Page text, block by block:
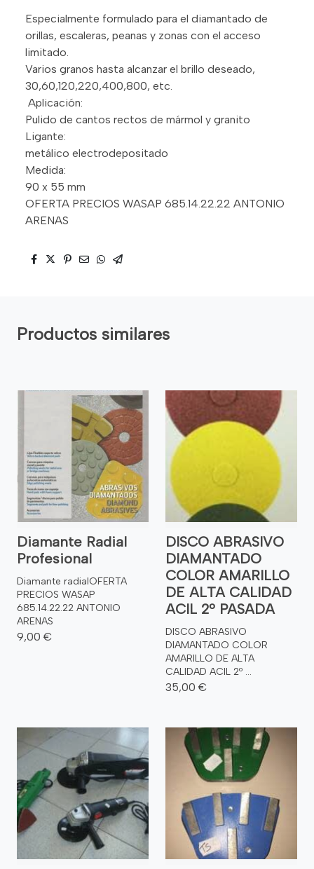
Especialmente formulado para el diamantado de
orillas, escaleras, peanas y zonas con el acceso
limitado.
Varios granos hasta alcanzar el brillo deseado,
30,60,120,220,400,800, etc.
Aplicación:
Pulido de cantos rectos de mármol y granito
Ligante:
metálico electrodepositado
Medida:
90 x 55 mm
OFERTA PRECIOS WASAP 685.14.22.22 ANTONIO
ARENAS
Productos similares
Diamante Radial
Profesional
Diamante radialOFERTA
PRECIOS WASAP
685.14.22.22 ANTONIO
ARENAS
9,00 €
DISCO ABRASIVO
DIAMANTADO
COLOR AMARILLO
DE ALTA CALIDAD
ACIL 2º PASADA
DISCO ABRASIVO
DIAMANTADO COLOR
AMARILLO DE ALTA
CALIDAD ACIL 2º ...
35,00 €